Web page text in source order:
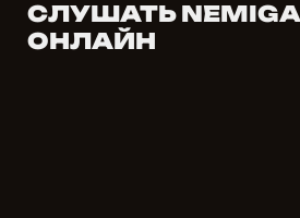
СЛУШАТЬ
ОНЛАЙН